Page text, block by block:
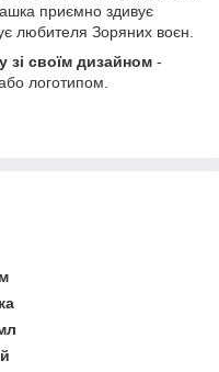
приємно здивує
любителя Зоряних воєн.
зі своїм дизайном -
логотипом.